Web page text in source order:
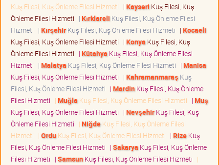
Kuş Filesi, Kuş Önleme Filesi Hizmeti | Kayseri Kuş Filesi, Kuş
Önleme Filesi Hizmeti | Kırklareli Kuş Filesi, Kuş Önleme Filesi
Hizmeti | KırşehirKuş Filesi, Kuş Önleme Filesi Hizmeti | Kocaeli
Kuş Filesi, Kuş Önleme Filesi Hizmeti | Konya Kuş Filesi, Kuş
Önleme Filesi Hizmeti | Kütahya Kuş Filesi, Kuş Önleme Filesi
Hizmeti | Malatya Kuş Filesi, Kuş Önleme Filesi Hizmeti | Manisa
Kuş Filesi, Kuş Önleme Filesi Hizmeti | Kahramanmaraş Kuş
Filesi, Kuş Önleme Filesi Hizmeti | MardinKuş Filesi, Kuş Önleme
Filesi Hizmeti | Muğla Kuş Filesi, Kuş Önleme Filesi Hizmeti | Muş
Kuş Filesi, Kuş Önleme Filesi Hizmeti | NevşehirKuş Filesi, Kuş
Önleme Filesi Hizmeti | NiğdeKuş Filesi, Kuş Önleme Filesi
Hizmeti | OrduKuş Filesi, Kuş Önleme Filesi Hizmeti | RizeKuş
Filesi, Kuş Önleme Filesi Hizmeti | Sakarya Kuş Filesi, Kuş Önleme
Filesi Hizmeti | SamsunKuş Filesi, Kuş Önleme Filesi Hizmeti |